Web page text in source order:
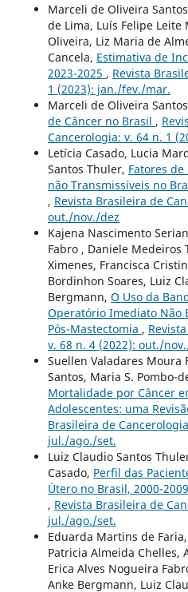
Marceli de Oliveira
de Lima, Luís Felipe
Oliveira, Liz Maria de
Cancela, Estimativa de
2023-2025 , Revista
1 (2023): jan./fev./mar.
Marceli de Oliveira
de Câncer no Brasil ,
Cancerologia: v. 64 n. 1
Letícia Casado, Lucia
Santos Thuler, Fatores de
não Transmissíveis no
, Revista Brasileira de
out./nov./dez
Kajena Nascimento
Fabro , Daniele
Ximenes, Francisca
Bordinhon Soares, Luiz
Bergmann, O Uso da
Operatório Imediato Não
Pós-Mastectomia ,
v. 68 n. 4 (2022): out./
Suellen Valadares Moura
Santos, Maria S. Pombo-
Mortalidade por Câncer
Adolescentes: uma
Brasileira de
jul./ago./set.
Luiz Claudio Santos
Casado, Perfil das
Útero no Brasil, 2000-
, Revista Brasileira de
jul./ago./set.
Eduarda Martins de
Patricia Almeida Chelles,
Erica Alves Nogueira
Anke Bergmann, Luiz